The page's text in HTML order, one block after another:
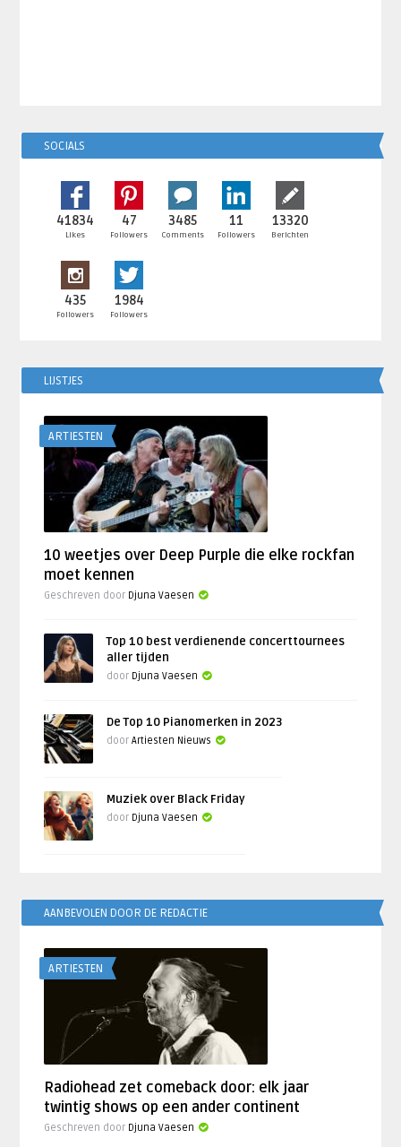
SOCIALS
41834
Likes
47
Followers
3485
Comments
11
Followers
13320
Berichten
435
Followers
1984
Followers
LIJSTJES
ARTIESTEN
10 weetjes over Deep Purple die elke rockfan
moet kennen
Geschreven door Djuna Vaesen
Top 10 best verdienende concerttournees
aller tijden
door Djuna Vaesen
De Top 10 Pianomerken in 2023
doorArtiesten Nieuws
Muziek over Black Friday
door Djuna Vaesen
AANBEVOLEN DOOR DE REDACTIE
ARTIESTEN
Radiohead zet comeback door: elk jaar
twintig shows op een ander continent
Geschreven door Djuna Vaesen